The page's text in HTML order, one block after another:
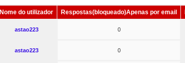
Nome do utilizador Respostas(bloqueado)Apenas por email
astao223 0
astao223 0